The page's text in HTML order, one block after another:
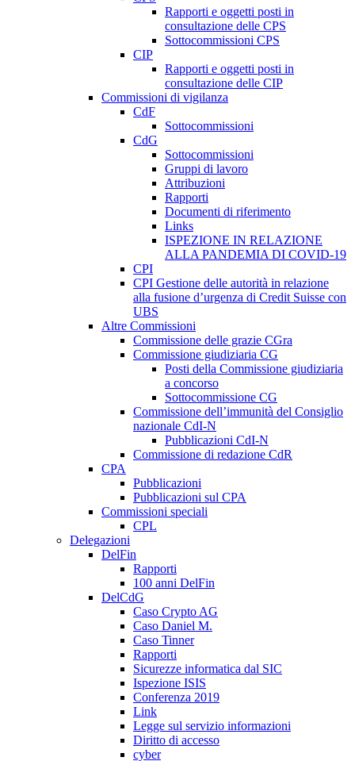
Rapporti e oggetti posti in
consultazione delle CPS
Sottocommissioni CPS
CIP
Rapporti e oggetti posti in
consultazione delle CIP
Commissioni di vigilanza
CdF
Sottocommissioni
CdG
Sottocommissioni
Gruppi di lavoro
Attribuzioni
Rapporti
Documenti di riferimento
Links
ISPEZIONE IN RELAZIONE
ALLA PANDEMIA DI COVID-19
CPI
CPI Gestione delle autorità in relazione
alla fusione d’urgenza di Credit Suisse con
UBS
Altre Commissioni
Commissione delle grazie CGra
Commissione giudiziaria CG
Posti della Commissione giudiziaria
a concorso
Sottocommissione CG
Commissione dell’immunità del Consiglio
nazionale CdI-N
Pubblicazioni CdI-N
Commissione di redazione CdR
CPA
Pubblicazioni
Pubblicazioni sul CPA
Commissioni speciali
CPL
Delegazioni
DelFin
Rapporti
100 anni DelFin
DelCdG
Caso Crypto AG
Caso Daniel M.
Caso Tinner
Rapporti
Sicurezze informatica dal SIC
Ispezione ISIS
Conferenza 2019
Link
Legge sul servizio informazioni
Diritto di accesso
cyber